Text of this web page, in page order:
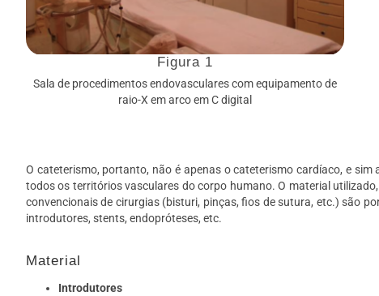
Figura 1
Sala de procedimentos endovasculares com equipamento de
raio-X em arco em C digital
O cateterismo, portanto, não é apenas o cateterismo cardíaco, e sim
todos os territórios vasculares do corpo humano. O material
convencionais de cirurgias (bisturi, pinças, fios de sutura, etc.) são
introdutores, stents, endopróteses, etc.
Material
Introdutores